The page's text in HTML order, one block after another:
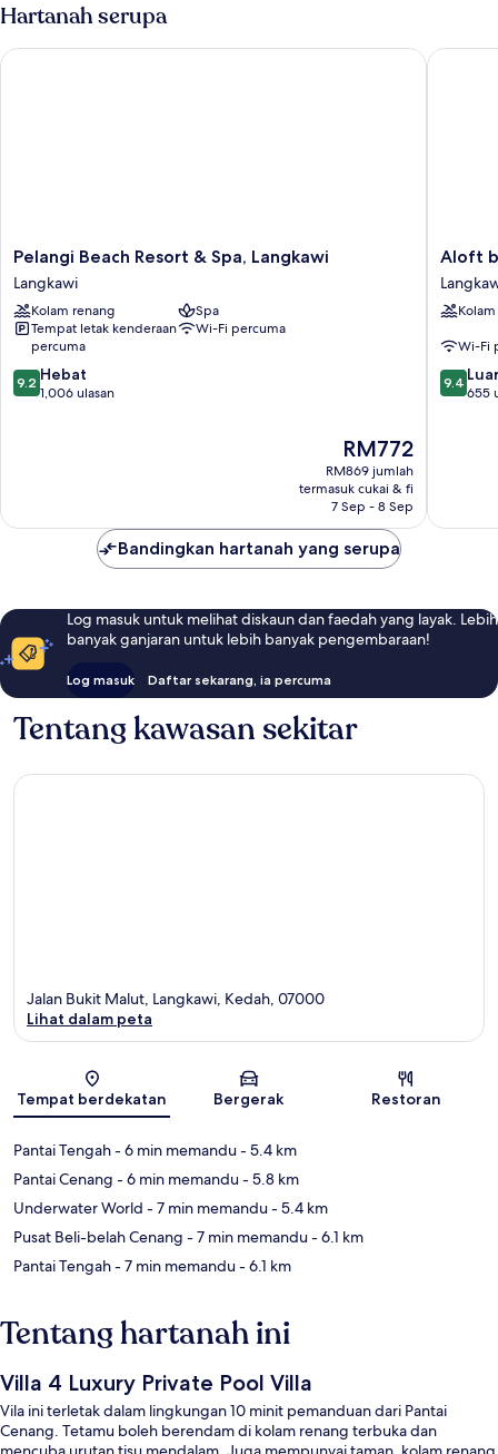
Hartanah serupa
Pelangi
Beach
Resort
&
Spa,
Langkawi
Langkawi
Pelangi Beach Resort & Spa, Langkawi
Langkawi
Kolam renang
Spa
Tempat letak kenderaan
percuma
Wi-Fi percuma
9.2
daripada
9.2 Hebat
1,006 ulasan
Harga
ialah
RM772
RM772
RM869 jumlah
termasuk cukai & fi
7 Sep - 8 Sep
Pelangi Beach Resort & Spa, Langkawi
Aloft
by
Marriott
Tengah
Aloft
Wi-Fi
9.4
9.4
655
Aloft by
Bandingkan hartanah yang serupa
Log masuk untuk melihat diskaun dan faedah yang layak. Lebih
banyak ganjaran untuk lebih banyak pengembaraan!
Log masuk Daftar sekarang, ia percuma
Tentang kawasan sekitar
Peta
Jalan Bukit Malut, Langkawi, Kedah, 07000
Lihat dalam peta
Tempat berdekatan Bergerak Restoran
Pantai Tengah- 6 min memandu- 5.4 km
Pantai Cenang - 6 min memandu- 5.8 km
Underwater World - 7 min memandu- 5.4 km
Pusat Beli-belah Cenang - 7 min memandu- 6.1 km
Pantai Tengah- 7 min memandu- 6.1 km
Tentang hartanah ini
Villa 4 Luxury Private Pool Villa
Vila ini terletak dalam lingkungan 10 minit pemanduan dari Pantai
Cenang. Tetamu boleh berendam di kolam renang terbuka dan